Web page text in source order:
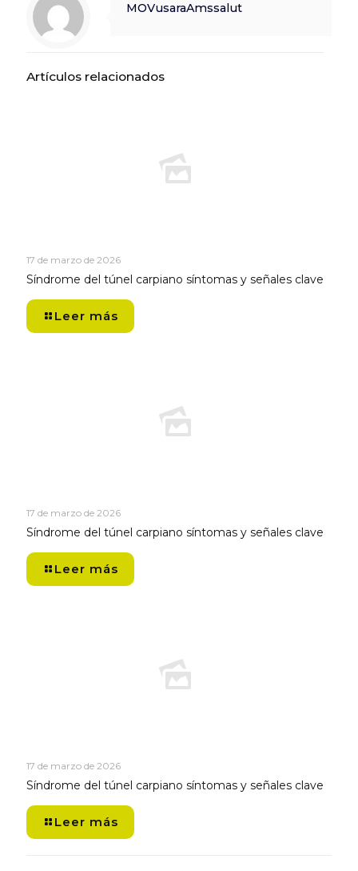
MOVusaraAmssalut
Artículos relacionados
17 de marzo de 2026
Síndrome del túnel carpiano síntomas y señales clave
Leer más
17 de marzo de 2026
Síndrome del túnel carpiano síntomas y señales clave
Leer más
17 de marzo de 2026
Síndrome del túnel carpiano síntomas y señales clave
Leer más